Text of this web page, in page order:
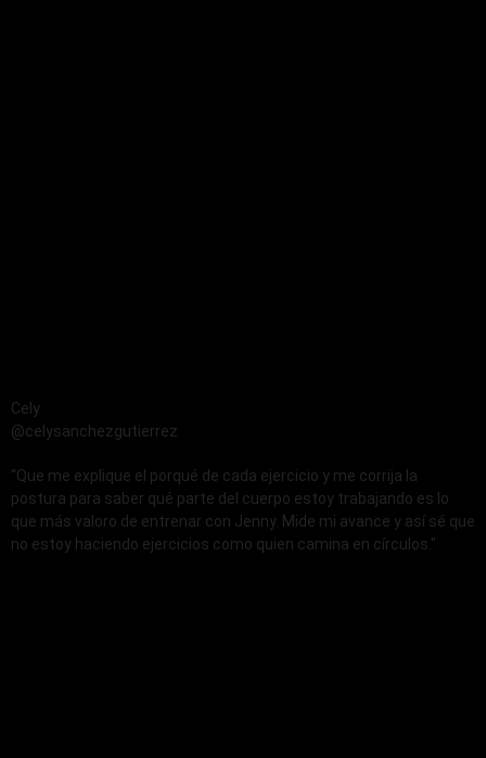
Cely
@celysanchezgutierrez
“Que me explique el porqué de cada ejercicio y me corrija la
postura para saber qué parte del cuerpo estoy trabajando es lo
que más valoro de entrenar con Jenny. Mide mi avance y así sé que
no estoy haciendo ejercicios como quien camina en círculos."